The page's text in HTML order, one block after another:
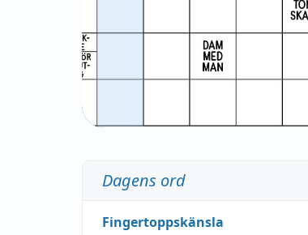
Dagens ord
Fingertoppskänsla